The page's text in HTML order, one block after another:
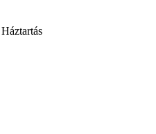
Háztartás